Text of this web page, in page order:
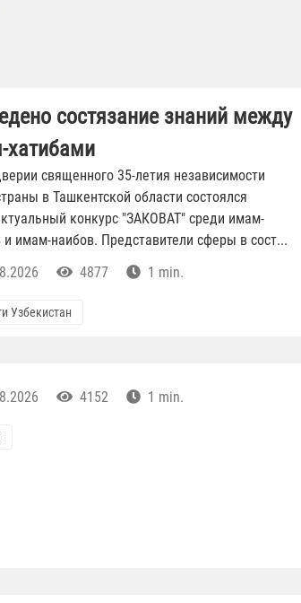
состязание знаний между
священного 35-летия независимости
в Ташкентской области состоялся
конкурс "ЗАКОВАТ" среди имам-
и имам-наибов. Представители сферы в сост...
4877 1 min.
Узбекистан
4152 1 min.